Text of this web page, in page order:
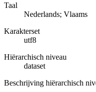
Taal
Nederlands; Vlaams
Karakterset
utf8
Hiërarchisch niveau
dataset
Beschrijving hiërarchisch